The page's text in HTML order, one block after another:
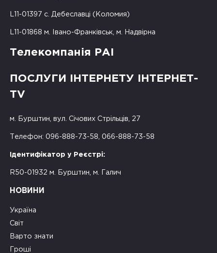
L11-01397 с. Дебеславці (Коломия)
L11-01868 м. Івано-Франківськ, м. Надвірна
Телекомпанія РАІ
ПОСЛУГИ ІНТЕРНЕТУ ІНТЕРНЕТ-
TV
м. Бурштин, вул. Січових Стрільців, 27
Телефон: 096-888-73-58, 066-888-73-58
Ідентифікатор у Реєстрі:
R50-01932 м. Бурштин, м. Галич
НОВИНИ
Україна
Світ
Варто знати
Гроші